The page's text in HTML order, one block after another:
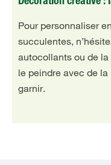
Pour personnaliser
succulentes,
autocollants ou de
le peindre avec de
garnir.